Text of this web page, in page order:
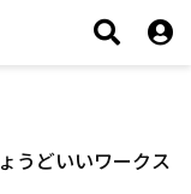
うどいいワークス